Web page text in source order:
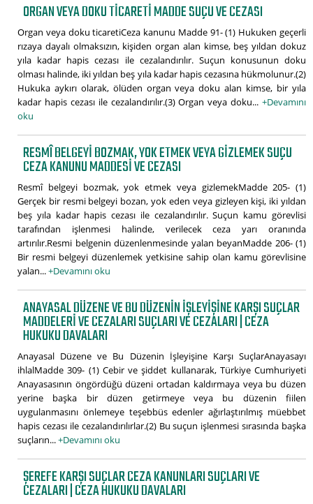
ORGAN VEYA DOKU TICARETI MADDE SUÇU VE CEZASI
Organ veya doku ticaretiCeza kanunu Madde 91- (1) Hukuken geçerli
rızaya dayalı olmaksızın, kişiden organ alan kimse, beş yıldan dokuz
yıla kadar hapis cezası ile cezalandırılır. Suçun konusunun doku
olması halinde, iki yıldan beş yıla kadar hapis cezasına hükmolunur.(2)
Hukuka aykırı olarak, ölüden organ veya doku alan kimse, bir yıla
kadar hapis cezası ile cezalandırılır.(3) Organ veya doku... +Devamını
oku
RESMÎ BELGEYI BOZMAK, YOK ETMEK VEYA GIZLEMEK SUÇU
CEZA KANUNU MADDESI VE CEZASI
Resmî belgeyi bozmak, yok etmek veya gizlemekMadde 205- (1)
Gerçek bir resmi belgeyi bozan, yok eden veya gizleyen kişi, iki yıldan
beş yıla kadar hapis cezası ile cezalandırılır. Suçun kamu görevlisi
tarafından işlenmesi halinde, verilecek ceza yarı oranında
artırılır.Resmi belgenin düzenlenmesinde yalan beyanMadde 206- (1)
Bir resmi belgeyi düzenlemek yetkisine sahip olan kamu görevlisine
yalan...+Devamını oku
ANAYASAL DÜZENE VE BU DÜZENIN İŞLEYIŞINE KARŞI SUÇLAR
MADDELERI VE CEZALARI SUÇLARI VE CEZALARI | CEZA
HUKUKU DAVALARI
Anayasal Düzene ve Bu Düzenin İşleyişine Karşı SuçlarAnayasayı
ihlalMadde 309- (1) Cebir ve şiddet kullanarak, Türkiye Cumhuriyeti
Anayasasının öngördüğü düzeni ortadan kaldırmaya veya bu düzen
yerine başka bir düzen getirmeye veya bu düzenin fiilen
uygulanmasını önlemeye teşebbüs edenler ağırlaştırılmış müebbet
hapis cezası ile cezalandırılırlar.(2) Bu suçun işlenmesi sırasında başka
suçların...+Devamını oku
ŞEREFE KARŞI SUÇLAR CEZA KANUNLARI SUÇLARI VE
CEZALARI | CEZA HUKUKU DAVALARI